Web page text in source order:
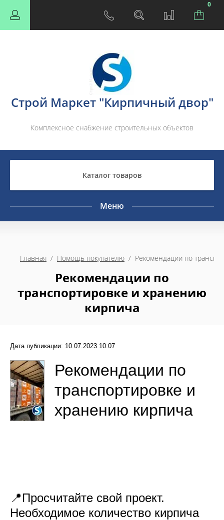
0
Строй Маркет "Кирпичный двор"
Комплексное снабжение строительных объектов
Каталог товаров
Меню
Главная
  /
Помощь покупателю
/  Рекомендации по
Рекомендации по
транспортировке и хранению
кирпича
Дата публикации: 10.07.2023 10:07
Рекомендации по
транспортировке и
хранению кирпича
📍Просчитайте свой проект.
Необходимое количество кирпича